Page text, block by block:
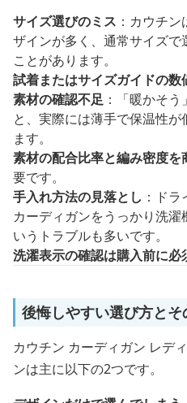
サイズ選びのミス ：カウチ
ザインが多く、通常サイズ
ことがあります。
試着またはサイズガイドの数
素材の確認不足 ：「暖かそ
と、実際には薄手で保温性
ます。
素材の配合比率と編み密度を
要です。
手入れ方法の見落とし ：ド
カーディガンをうっかり洗
いうトラブルも多いです。
洗濯表示の確認は購入前に必
後悔しやすい選び方とそ
カウチン カーディガン レデ
ンは主に以下の2つです。